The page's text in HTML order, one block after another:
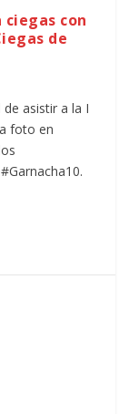
con
de
asistir a la I
foto en